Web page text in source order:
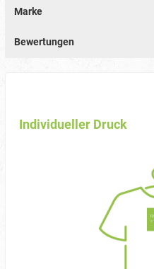
Marke
Bewertungen
Individueller Druck